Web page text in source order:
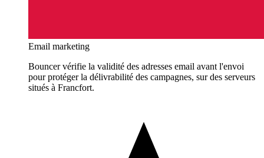
Email marketing
Bouncer vérifie la validité des adresses email avant l'envoi
pour protéger la délivrabilité des campagnes, sur des serveurs
situés à Francfort.